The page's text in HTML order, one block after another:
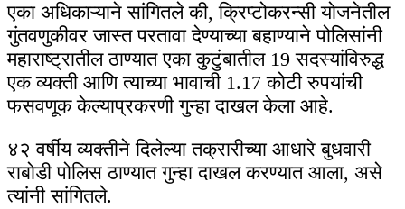
एका अधिकाऱ्याने सांगितले की, क्रिप्टोकरन्सी योजनेतील
गुंतवणुकीवर जास्त परतावा देण्याच्या बहाण्याने पोलिसांनी
महाराष्ट्रातील ठाण्यात एका कुटुंबातील 19 सदस्यांविरुद्ध
एक व्यक्ती आणि त्याच्या भावाची 1.17 कोटी रुपयांची
फसवणूक केल्याप्रकरणी गुन्हा दाखल केला आहे.
४२ वर्षीय व्यक्तीने दिलेल्या तक्रारीच्या आधारे बुधवारी
राबोडी पोलिस ठाण्यात गुन्हा दाखल करण्यात आला, असे
त्यांनी सांगितले.